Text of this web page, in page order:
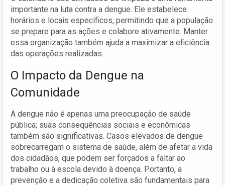
importante na luta contra a dengue. Ele estabelece
horários e locais específicos, permitindo que a população
se prepare para as ações e colabore ativamente. Manter
essa organização também ajuda a maximizar a eficiência
das operações realizadas.
O Impacto da Dengue na
Comunidade
A dengue não é apenas uma preocupação de saúde
pública; suas consequências sociais e econômicas
também são significativas. Casos elevados de dengue
sobrecarregam o sistema de saúde, além de afetar a vida
dos cidadãos, que podem ser forçados a faltar ao
trabalho ou à escola devido à doença. Portanto, a
prevenção e a dedicação coletiva são fundamentais para